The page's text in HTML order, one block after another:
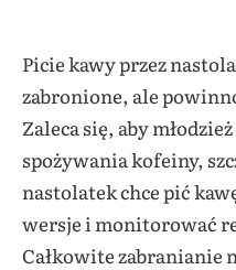
Picie kawy przez
zabronione, ale
Zaleca się, aby
spożywania kofeiny,
nastolatek chce pić
wersje i monitorować
Całkowite zabranianie